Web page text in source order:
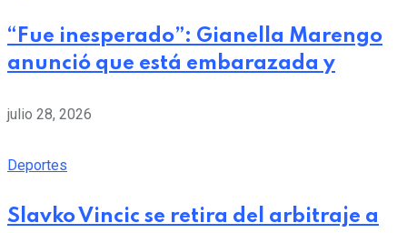
“Fue inesperado”: Gianella Marengo
anunció que está embarazada y
julio 28, 2026
Deportes
Slavko Vincic se retira del arbitraje a